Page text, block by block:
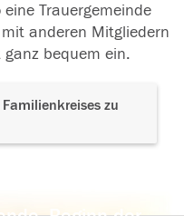
Trauergemeinde
anderen Mitgliedern
bequem ein.
zu